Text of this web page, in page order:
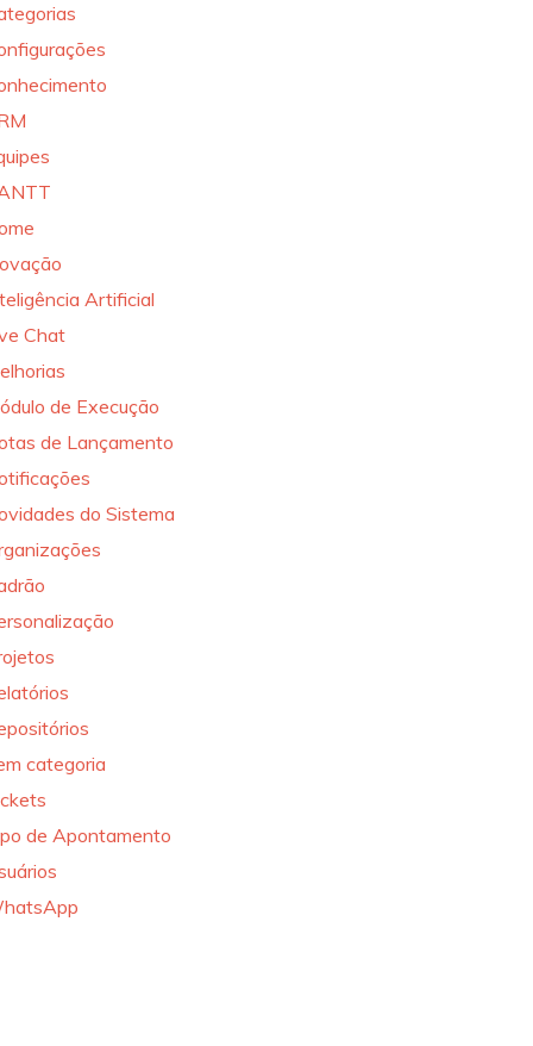
Artificial
Chat
de Execução
de Lançamento
do Sistema
categoria
de Apontamento